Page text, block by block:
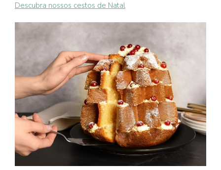
Descubra nossos cestos de Natal